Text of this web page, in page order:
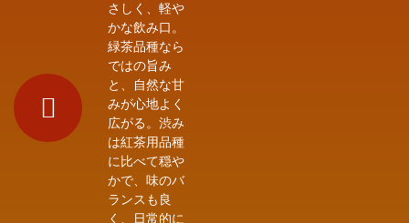
さしく、軽や
かな飲み口。
緑茶品種なら
ではの旨み
と、自然な甘
みが心地よく
広がる。渋み
は紅茶用品種
に比べて穏や
かで、味のバ
ランスも良
く、日常的に